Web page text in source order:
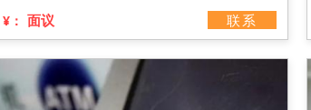
¥： 面议 联系